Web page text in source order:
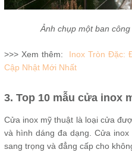
Ảnh chụp một ban
>>> Xem thêm:
Inox Tròn Đặc:
Cập Nhật Mới Nhất
3. Top 10 mẫu cửa inox
Cửa inox mỹ thuật là loại cửa
và hình dáng đa dạng. Cửa
sang trọng và đẳng cấp cho